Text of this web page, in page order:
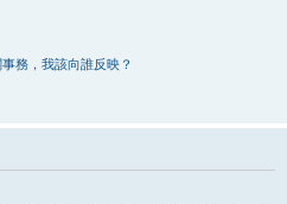
務，我該向誰反映？